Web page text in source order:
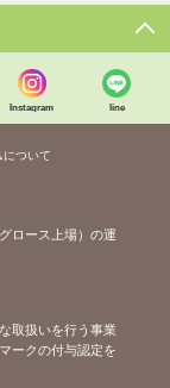
Instagram line
について
ロース上場）の運
取扱いを行う事業
ークの付与認定を